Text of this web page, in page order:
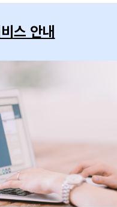
스 안내